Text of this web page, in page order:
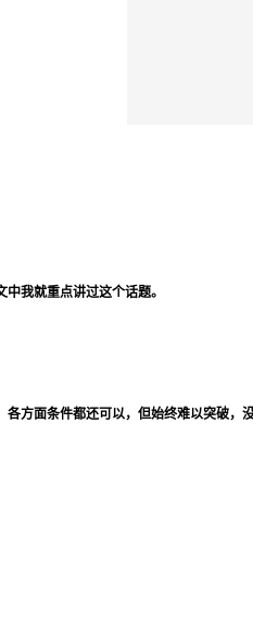
我就重点讲过这个话题。
方面条件都还可以，但始终难以突破，